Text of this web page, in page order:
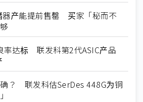
器产能提前售罄 买家「秘而不
率达标 联发科第2代ASIC产品
？ 联发科估SerDes 448G为铜